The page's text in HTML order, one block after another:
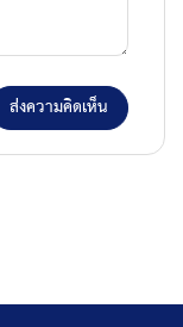
ส่งความคิดเห็น